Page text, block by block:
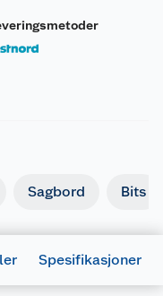
Sagbord Bits
Spesifikasjoner
4892210162403